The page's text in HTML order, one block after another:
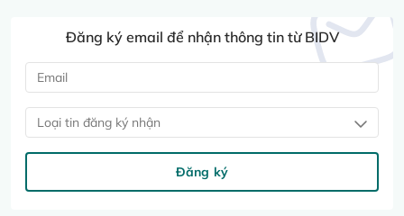
Đăng ký email để nhận thông tin từ BIDV
Loại tin đăng ký nhận
Đăng ký